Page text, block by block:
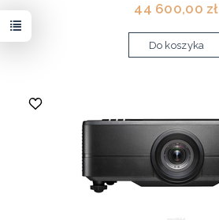
44 600,00 zł
Do koszyka